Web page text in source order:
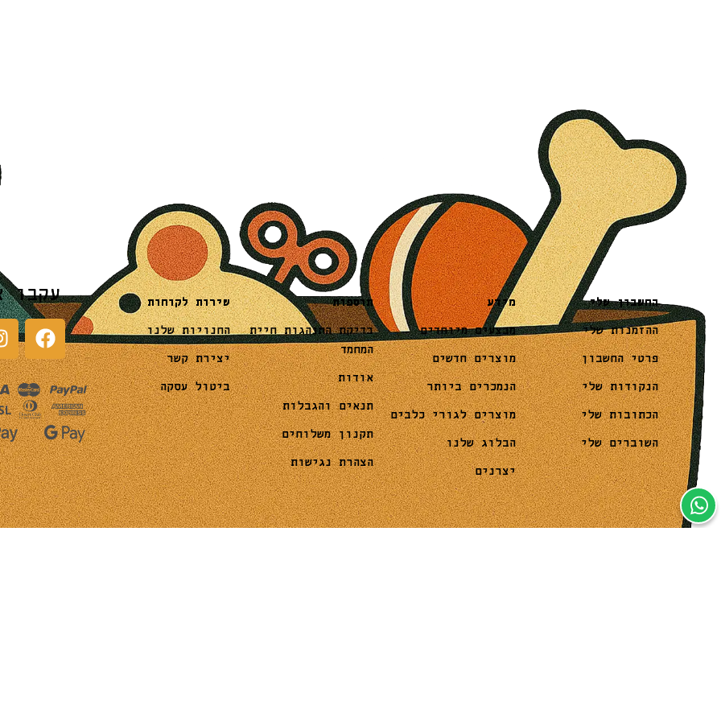
החשבון שלי
ההזמנות שלי
פרטי החשבון
הנקודות שלי
הכתובות שלי
השוברים שלי
מידע
מבצעים מיוחדים
מוצרים חדשים
הנמכרים ביותר
מוצרים לגורי כלבים
הבלוג שלנו
יצרנים
תוספות
בדיקת התנהגות חיית
המחמד
אודות
תנאים והגבלות
תקנון משלוחים
הצהרת נגישות
שירות לקוחות
החנויות שלנו
יצירת קשר
ביטול עסקה
עקבו